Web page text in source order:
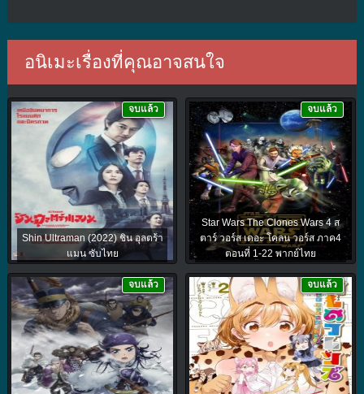
อนิเมะเรื่องที่คุณอาจสนใจ
Shin Ultraman (2022) ชิน อุลตร้า
แมน ซับไทย
จบแล้ว
Star Wars The Clones Wars 4 ส
ตาร์ วอร์ส เดอะ โคลน วอร์ส ภาค4
ตอนที่ 1-22 พากย์ไทย
จบแล้ว
จบแล้ว จบแล้ว